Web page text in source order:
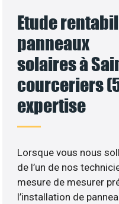
Etude
panneaux
solaires à
courceriers
expertise
Lorsque vous nous
de l’un de nos
mesure de mesurer
l’installation de